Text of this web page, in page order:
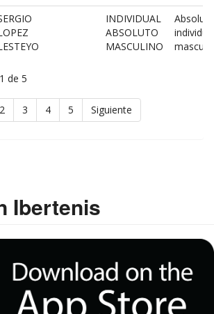
INDIVIDUAL
ABSOLUTO
MASCULINO
Absoluto
de 5
2 3 4 5 Siguiente
Ibertenis